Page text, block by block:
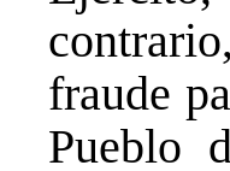
fraude
Pueblo